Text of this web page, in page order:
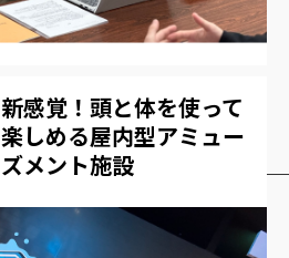
新感覚！頭と体を使って
楽しめる屋内型アミュー
ズメント施設